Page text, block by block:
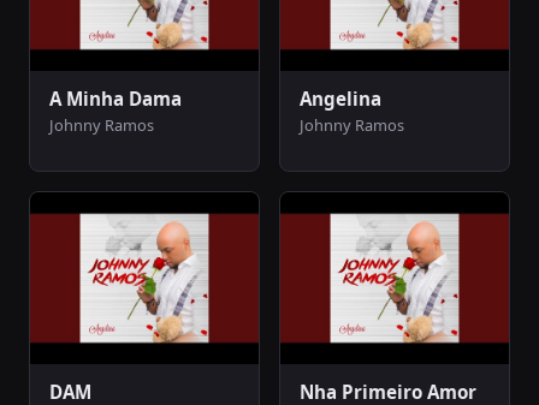
A Minha Dama
Johnny Ramos
Angelina
Johnny Ramos
DAM Nha Primeiro Amor